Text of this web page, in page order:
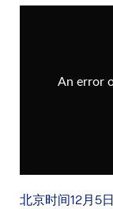
北京时间12月5